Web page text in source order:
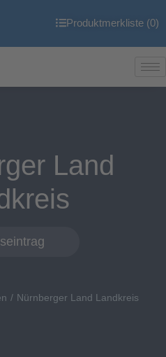
Produktmerkliste (0)
Land
Nürnberger Land Landkreis